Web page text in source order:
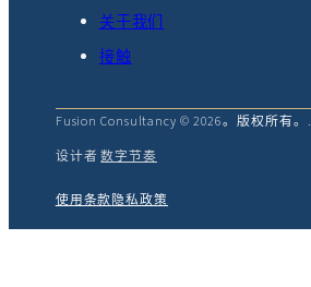
关于我们
接触
Fusion Consultancy © 2026。版权所有。.
设计者数字节奏
使用条款隐私政策